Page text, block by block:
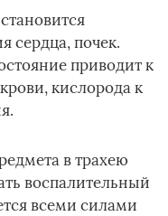
сердца, почек.
приводит к
кислорода к
в трахею
воспалительный
всеми силами